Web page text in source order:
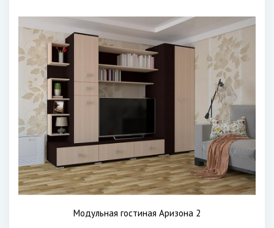
Модульная гостиная Аризона 2